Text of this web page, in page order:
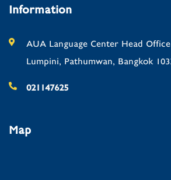
Information
AUA Language Center Head
Lumpini, Pathumwan, Bangkok
021147625
Map